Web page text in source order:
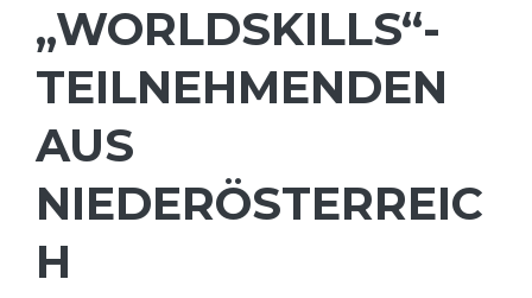
„WORLDSKILLS“-
TEILNEHMENDEN
AUS
NIEDERÖSTERREIC
H